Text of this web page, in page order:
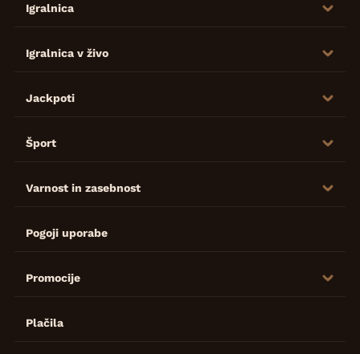
Igralnica
Igralnica v živo
Jackpoti
Šport
Varnost in zasebnost
Pogoji uporabe
Promocije
Plačila